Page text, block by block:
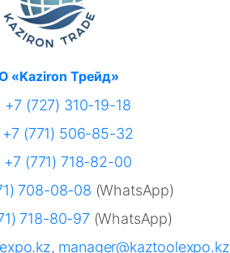
«Kaziron Трейд»
+7 (727) 310-19-18
+7 (771) 506-85-32
+7 (771) 718-82-00
708-08-08 (WhatsApp)
718-80-97 (WhatsApp)
, manager@kaztoolexpo.kz